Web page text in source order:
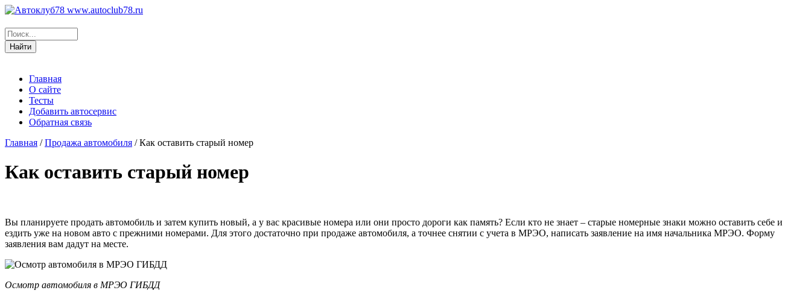
www.autoclub78.ru
Главная
О сайте
Тесты
Добавить автосервис
Обратная связь
Главная /Продажа автомобиля /Как оставить старый номер
Как оставить старый номер
Вы планируете продать автомобиль и затем купить новый, а у вас красивые номера или они просто дороги как память? Если кто не знает – старые номерные знаки можно оставить себе и
ездить уже на новом авто с прежними номерами. Для этого достаточно при продаже автомобиля, а точнее снятии с учета в МРЭО, написать заявление на имя начальника МРЭО. Форму
заявления вам дадут на месте.
Осмотр автомобиля в МРЭО ГИБДД